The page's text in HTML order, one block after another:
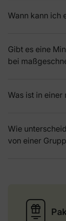
Wann kann ich
Gibt es eine
bei
Was ist in
Wie
von einer